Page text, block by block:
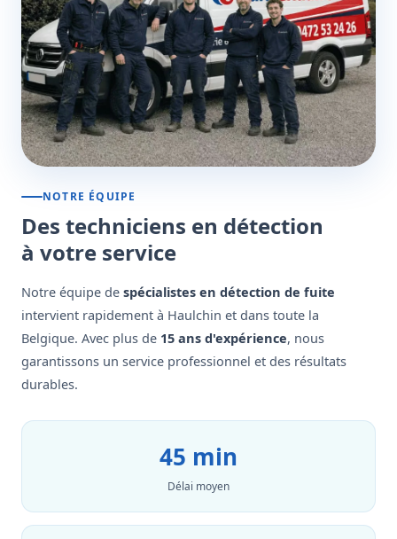
NOTRE ÉQUIPE
Des techniciens en détection
à votre service
Notre équipe de spécialistes en détection de fuite
intervient rapidement à Haulchin et dans toute la
Belgique. Avec plus de 15 ans d'expérience, nous
garantissons un service professionnel et des résultats
durables.
45 min
Délai moyen